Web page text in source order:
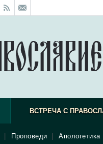
ВСТРЕЧА С
Проповеди Апологетика